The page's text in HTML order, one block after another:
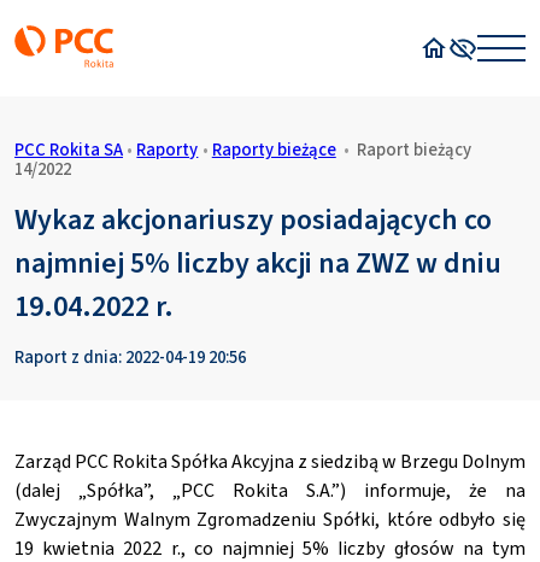
PCC Rokita SA • Raporty • Raporty bieżące • Raport bieżący
14/2022
Wykaz akcjonariuszy posiadających co
najmniej 5% liczby akcji na ZWZ w dniu
19.04.2022 r.
Raport z dnia: 2022-04-19 20:56
Zarząd PCC Rokita Spółka Akcyjna z siedzibą w Brzegu Dolnym
(dalej „Spółka”, „PCC Rokita S.A.”) informuje, że na
Zwyczajnym Walnym Zgromadzeniu Spółki, które odbyło się
19 kwietnia 2022 r., co najmniej 5% liczby głosów na tym